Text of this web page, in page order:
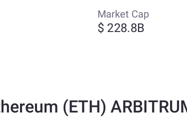
Market Cap
$ 228.8B
(ETH)